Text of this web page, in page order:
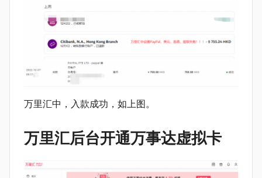
万里汇中，入款成功，如上图。
万里汇后台开通万事达虚拟卡